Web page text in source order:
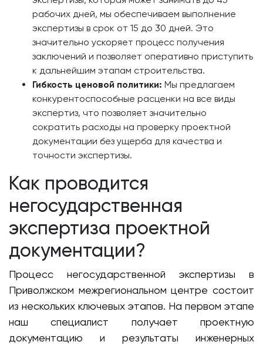
рабочих дней, мы обеспечиваем выполнение
экспертизы в срок от 15 до 30 дней. Это
значительно ускоряет процесс получения
заключений и позволяет оперативно приступить
к дальнейшим этапам строительства.
Гибкость ценовой политики: Мы предлагаем
конкурентоспособные расценки на все виды
экспертиз, что позволяет значительно
сократить расходы на проверку проектной
документации без ущерба для качества и
точности экспертизы.
Как проводится
негосударственная
экспертиза проектной
документации?
Процесс негосударственной экспертизы в
Приволжском межрегиональном центре состоит
из нескольких ключевых этапов. На первом этапе
наш специалист получает проектную
документацию и результаты инженерных